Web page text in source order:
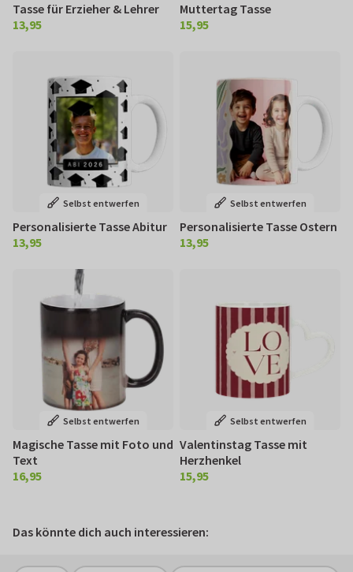
Tasse für Erzieher & Lehrer
€ 13,95
13,95
Muttertag Tasse
€ 15,95
15,95
Selbst entwerfen
Personalisierte Tasse Abitur
€ 13,95
13,95
Selbst entwerfen
Personalisierte Tasse Ostern
€ 13,95
13,95
Selbst entwerfen
Magische Tasse mit Foto und
Text
€ 16,95
16,95
Selbst entwerfen
Valentinstag Tasse mit
Herzhenkel
€ 15,95
15,95
Das könnte dich auch interessieren: